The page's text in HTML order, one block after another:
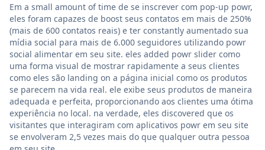
Em a small amount of time de se inscrever com pop-up powr,
eles foram capazes de boost seus contatos em mais de 250%
(mais de 600 contatos reais) e ter constantly aumentado sua
mídia social para mais de 6.000 seguidores utilizando powr
social alimentar em seu site. eles added powr slider como
uma forma visual de mostrar rapidamente a seus clientes
como eles são landing on a página inicial como os produtos
se parecem na vida real. ele exibe seus produtos de maneira
adequada e perfeita, proporcionando aos clientes uma ótima
experiência no local. na verdade, eles discovered que os
visitantes que interagiram com aplicativos powr em seu site
se envolveram 2,5 vezes mais do que qualquer outra pessoa